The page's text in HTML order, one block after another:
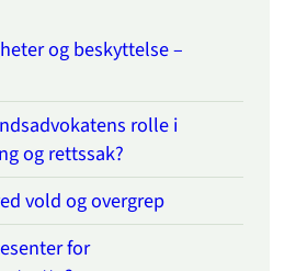
og beskyttelse –
rolle i
og rettssak?
vold og overgrep
for